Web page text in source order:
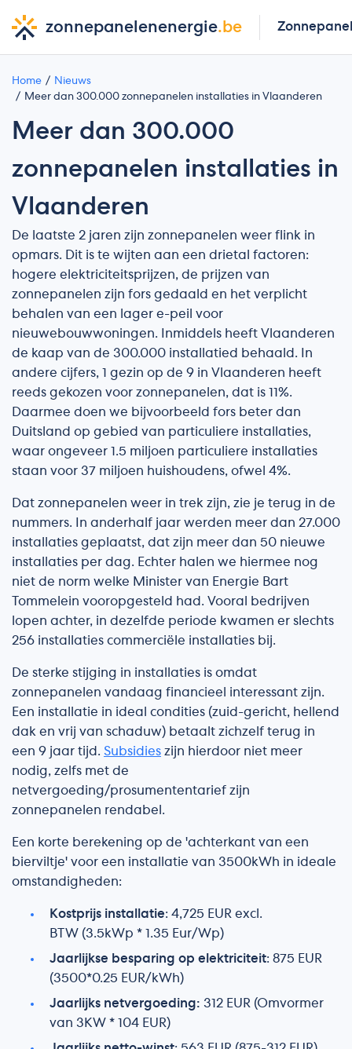
zonnepanelenenergie.be
Home
Nieuws
Meer dan 300.000 zonnepanelen installaties in Vlaanderen
Meer dan 300.000
zonnepanelen installaties in
Vlaanderen
De laatste 2 jaren zijn zonnepanelen weer flink in
opmars. Dit is te wijten aan een drietal factoren:
hogere elektriciteitsprijzen, de prijzen van
zonnepanelen zijn fors gedaald en het verplicht
behalen van een lager e-peil voor
nieuwebouwwoningen. Inmiddels heeft Vlaanderen
de kaap van de 300.000 installatied behaald. In
andere cijfers, 1 gezin op de 9 in Vlaanderen heeft
reeds gekozen voor zonnepanelen, dat is 11%.
Daarmee doen we bijvoorbeeld fors beter dan
Duitsland op gebied van particuliere installaties,
waar ongeveer 1.5 miljoen particuliere installaties
staan voor 37 miljoen huishoudens, ofwel 4%.
Dat zonnepanelen weer in trek zijn, zie je terug in de
nummers. In anderhalf jaar werden meer dan 27.000
installaties geplaatst, dat zijn meer dan 50 nieuwe
installaties per dag. Echter halen we hiermee nog
niet de norm welke Minister van Energie Bart
Tommelein vooropgesteld had. Vooral bedrijven
lopen achter, in dezelfde periode kwamen er slechts
256 installaties commerciële installaties bij.
De sterke stijging in installaties is omdat
zonnepanelen vandaag financieel interessant zijn.
Een installatie in ideal condities (zuid-gericht, hellend
dak en vrij van schaduw) betaalt zichzelf terug in
een 9 jaar tijd. Subsidies zijn hierdoor niet meer
nodig, zelfs met de
netvergoeding/prosumententarief zijn
zonnepanelen rendabel.
Een korte berekening op de 'achterkant van een
bierviltje' voor een installatie van 3500kWh in ideale
omstandigheden:
Kostprijs installatie: 4,725 EUR excl.
BTW (3.5kWp * 1.35 Eur/Wp)
Jaarlijkse besparing op elektriciteit: 875 EUR
(3500*0.25 EUR/kWh)
Jaarlijks netvergoeding: 312 EUR (Omvormer
van 3KW * 104 EUR)